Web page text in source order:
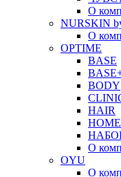
О
NURSKIN
О
OPTIME
BASE
BODY
HAIR
HOME
О
OYU
О